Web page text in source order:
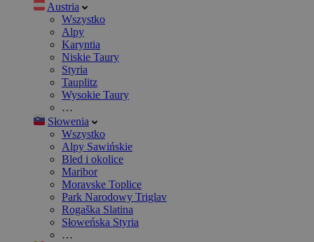
Austria
Wszystko
Alpy
Karyntia
Niskie Taury
Styria
Tauplitz
Wysokie Taury
…
Słowenia
Wszystko
Alpy Sawińskie
Bled i okolice
Maribor
Moravske Toplice
Park Narodowy Triglav
Rogaška Slatina
Słoweńska Styria
…